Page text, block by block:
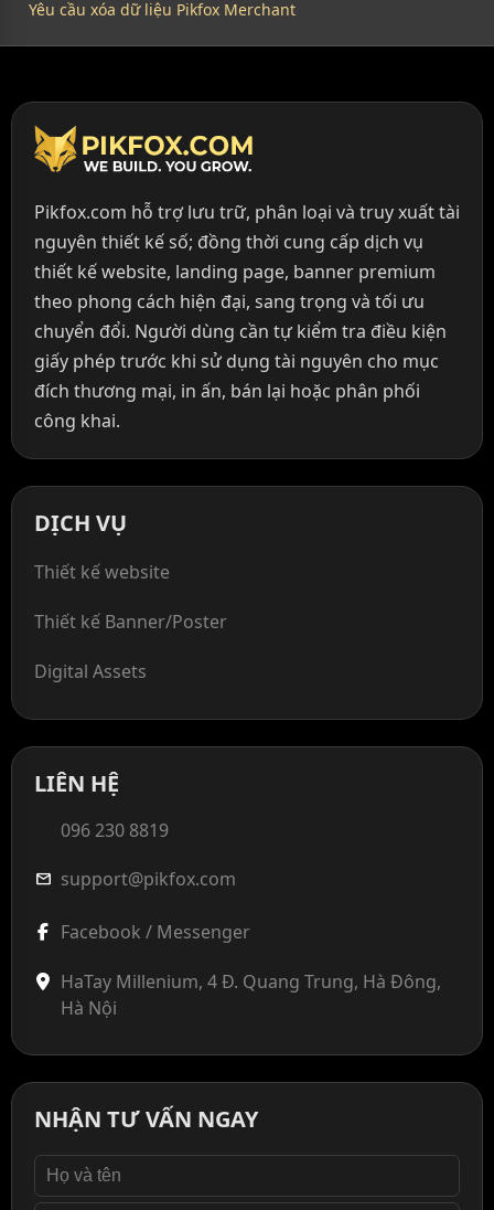
Yêu cầu xóa dữ liệu Pikfox Merchant
Pikfox.com hỗ trợ lưu trữ, phân loại và truy xuất tài
nguyên thiết kế số; đồng thời cung cấp dịch vụ
thiết kế website, landing page, banner premium
theo phong cách hiện đại, sang trọng và tối ưu
chuyển đổi. Người dùng cần tự kiểm tra điều kiện
giấy phép trước khi sử dụng tài nguyên cho mục
đích thương mại, in ấn, bán lại hoặc phân phối
công khai.
DỊCH VỤ
Thiết kế website
Thiết kế Banner/Poster
Digital Assets
LIÊN HỆ
096 230 8819
mail support@pikfox.com
Facebook / Messenger
HaTay Millenium, 4 Đ. Quang Trung, Hà Đông,
Hà Nội
NHẬN TƯ VẤN NGAY